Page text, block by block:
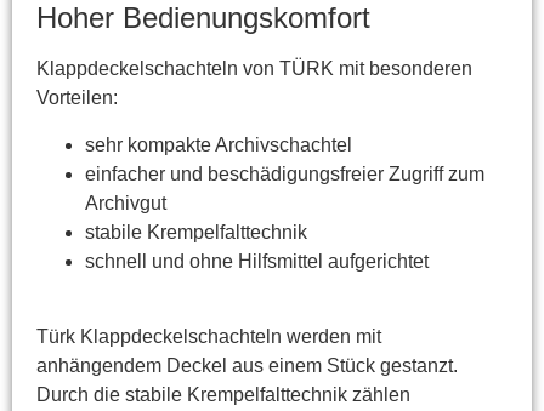
Hoher Bedienungskomfort
Klappdeckelschachteln von TÜRK mit besonderen
Vorteilen:
sehr kompakte Archivschachtel
einfacher und beschädigungsfreier Zugriff zum
Archivgut
stabile Krempelfalttechnik
schnell und ohne Hilfsmittel aufgerichtet
Türk Klappdeckelschachteln werden mit
anhängendem Deckel aus einem Stück gestanzt.
Durch die stabile Krempelfalttechnik zählen